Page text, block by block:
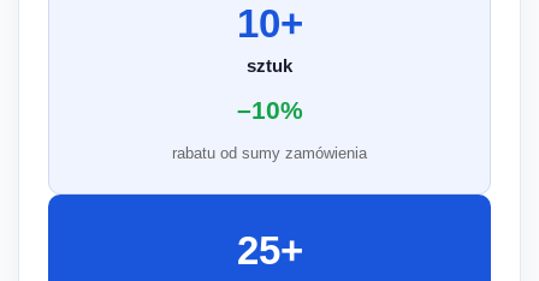
10+
sztuk
–10%
rabatu od sumy zamówienia
25+